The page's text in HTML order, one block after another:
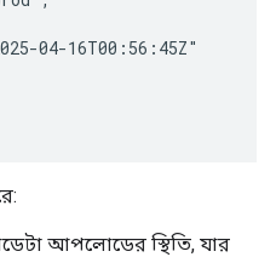
04-16T00:56:45Z"
আপলোডের স্থিতি, যার